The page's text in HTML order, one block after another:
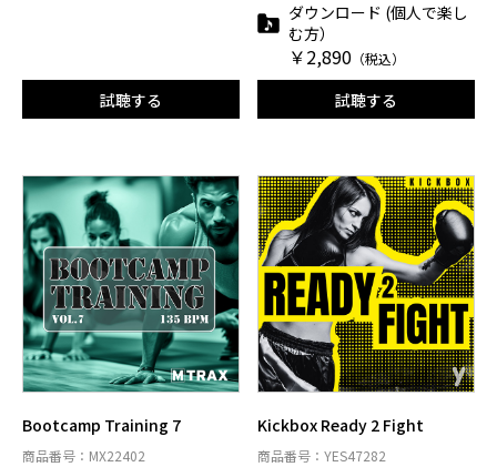
試聴する
ダウンロード (個人で楽し
む方）
￥2,890 （税込）
試聴する
Bootcamp Training 7
商品番号：MX22402
Kickbox Ready 2 Fight
商品番号：YES47282